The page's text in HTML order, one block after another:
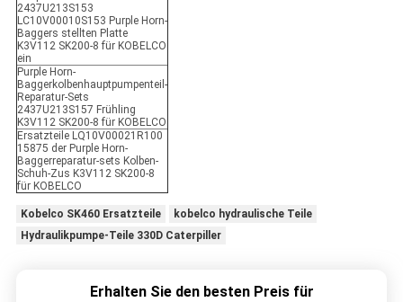
2437U213S153
LC10V00010S153 Purple Horn-
Baggers stellten Platte
K3V112 SK200-8 für KOBELCO
ein
Purple Horn-
Baggerkolbenhauptpumpenteil-
Reparatur-Sets
2437U213S157 Frühling
K3V112 SK200-8 für KOBELCO
Ersatzteile LQ10V00021R100
15875 der Purple Horn-
Baggerreparatur-sets Kolben-
Schuh-Zus K3V112 SK200-8
für KOBELCO
Kobelco SK460 Ersatzteile
kobelco hydraulische Teile
Hydraulikpumpe-Teile 330D Caterpiller
Erhalten Sie den besten Preis für